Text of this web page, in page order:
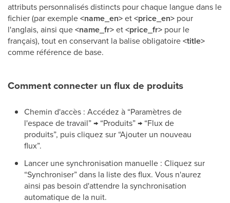
attributs personnalisés distincts pour chaque langue dans le
fichier (par exemple<name_en>et<price_en> pour
l'anglais, ainsi que<name_fr>et<price_fr> pour le
français), tout en conservant la balise obligatoire<title>
comme référence de base.
Comment connecter un flux de produits
Chemin d'accès : Accédez à “Paramètres de
l'espace de travail” → “Produits” → “Flux de
produits”, puis cliquez sur “Ajouter un nouveau
flux”.
Lancer une synchronisation manuelle : Cliquez sur
“Synchroniser” dans la liste des flux. Vous n'aurez
ainsi pas besoin d'attendre la synchronisation
automatique de la nuit.